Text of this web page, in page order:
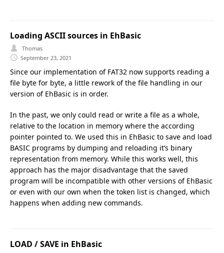
Loading ASCII sources in EhBasic
Thomas
September 23, 2021
Since our implementation of FAT32 now supports reading a
file byte for byte, a little rework of the file handling in our
version of EhBasic is in order.
In the past, we only could read or write a file as a whole,
relative to the location in memory where the according
pointer pointed to. We used this in EhBasic to save and load
BASIC programs by dumping and reloading it’s binary
representation from memory. While this works well, this
approach has the major disadvantage that the saved
program will be incompatible with other versions of EhBasic
or even with our own when the token list is changed, which
happens when adding new commands.
LOAD / SAVE in EhBasic